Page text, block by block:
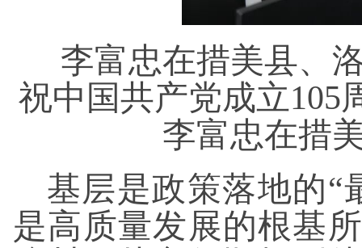
李富忠在措美县、
祝中国共产党成立105
李富忠在措
基层是政策落地的“
是高质量发展的根基